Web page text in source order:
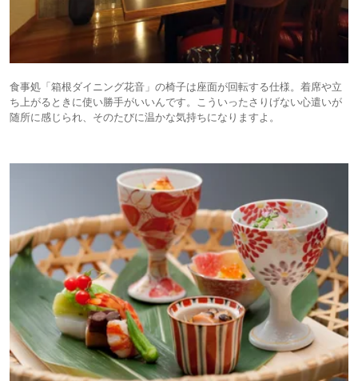
食事処「箱根ダイニング花音」の椅子は座面が回転する仕様。着席や立
ち上がるときに使い勝手がいいんです。こういったさりげない心遣いが
随所に感じられ、そのたびに温かな気持ちになりますよ。